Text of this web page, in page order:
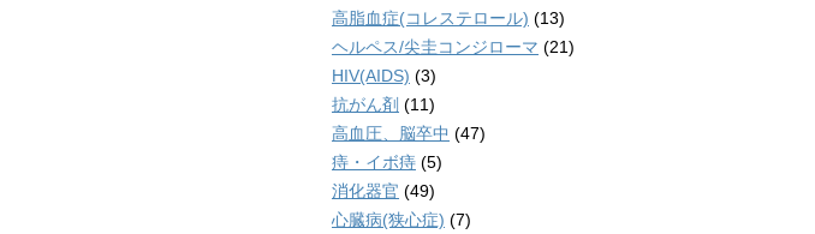
高脂血症(コレステロール) (13)
ヘルペス/尖圭コンジローマ (21)
HIV(AIDS) (3)
抗がん剤 (11)
高血圧、脳卒中 (47)
痔・イボ痔 (5)
消化器官 (49)
心臓病(狭心症) (7)